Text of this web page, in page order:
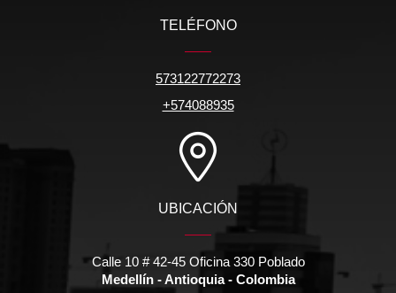
TELÉFONO
573122772273
+574088935
UBICACIÓN
Calle 10 # 42-45 Oficina 330 Poblado
Medellín - Antioquia - Colombia